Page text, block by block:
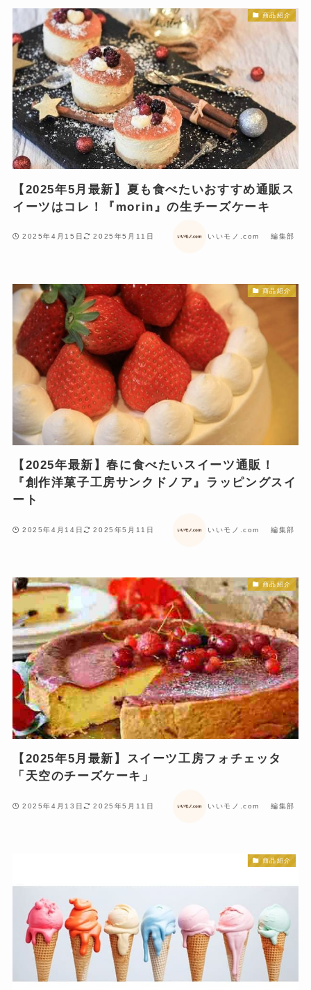
商品紹介
【2025年5月最新】夏も食べたいおすすめ通販ス
イーツはコレ！『morin』の生チーズケーキ
2025年4月15日 2025年5月11日 いいモノ.com 編集部
商品紹介
【2025年最新】春に食べたいスイーツ通販！
『創作洋菓子工房サンクドノア』ラッピングスイ
ート
2025年4月14日 2025年5月11日 いいモノ.com 編集部
商品紹介
【2025年5月最新】スイーツ工房フォチェッタ
「天空のチーズケーキ」
2025年4月13日 2025年5月11日 いいモノ.com 編集部
商品紹介